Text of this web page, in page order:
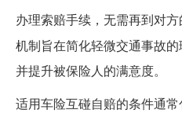
办理索赔手续，无需再到对方
机制旨在简化轻微交通事故
并提升被保险人的满意度。
适用车险互碰自赔的条件通常